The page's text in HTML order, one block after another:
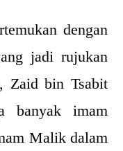
dengan
jadi rujukan
Zaid bin Tsabit
banyak imam
Malik dalam